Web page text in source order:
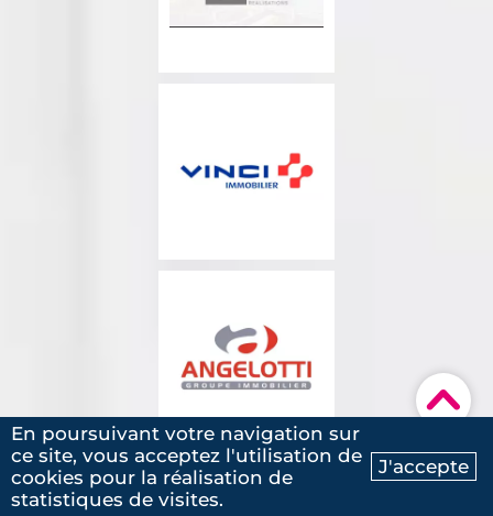
Ma recherche Contactez-nous
▾
En poursuivant votre navigation sur
ce site, vous acceptez l'utilisation de
cookies pour la réalisation de
statistiques de visites.
J'accepte